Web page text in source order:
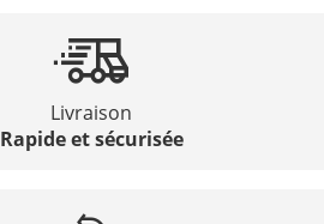
Livraison
Rapide et sécurisée